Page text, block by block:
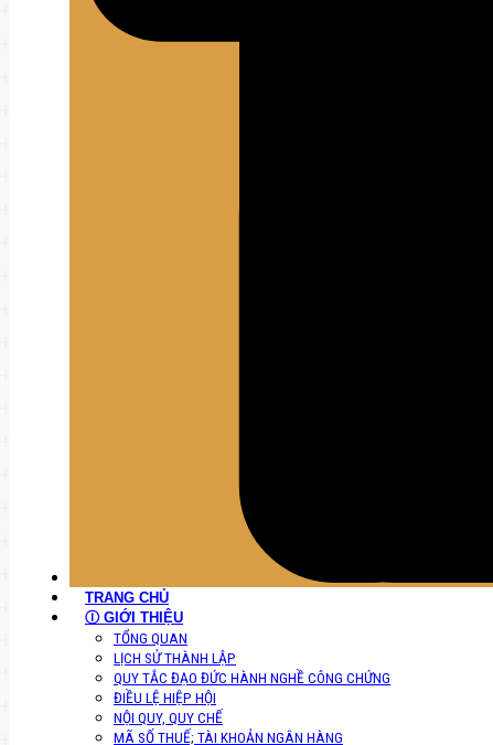
TRANG CHỦ
Ⓘ GIỚI THIỆU
TỔNG QUAN
LỊCH SỬ THÀNH LẬP
QUY TẮC ĐẠO ĐỨC HÀNH NGHỀ CÔNG CHỨNG
ĐIỀU LỆ HIỆP HỘI
NỘI QUY, QUY CHẾ
MÃ SỐ THUẾ; TÀI KHOẢN NGÂN HÀNG